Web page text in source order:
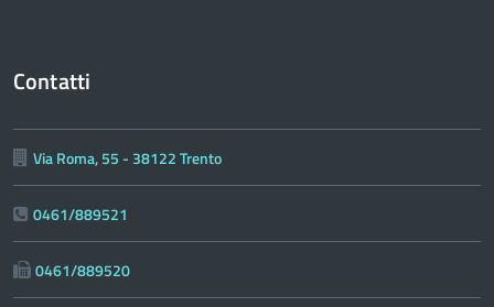
Contatti
Via Roma, 55 - 38122 Trento
0461/889521
0461/889520